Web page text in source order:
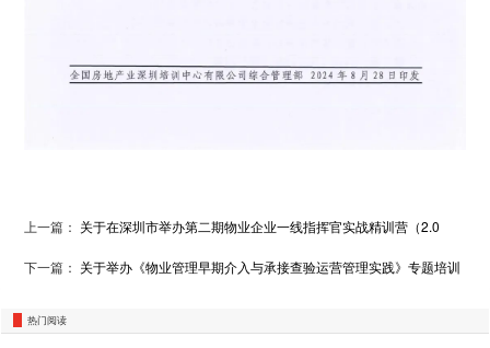
上一篇： 关于在深圳市举办第二期物业企业一线指挥官实战精训营（2.0
下一篇： 关于举办《物业管理早期介入与承接查验运营管理实践》专题培训
热门阅读